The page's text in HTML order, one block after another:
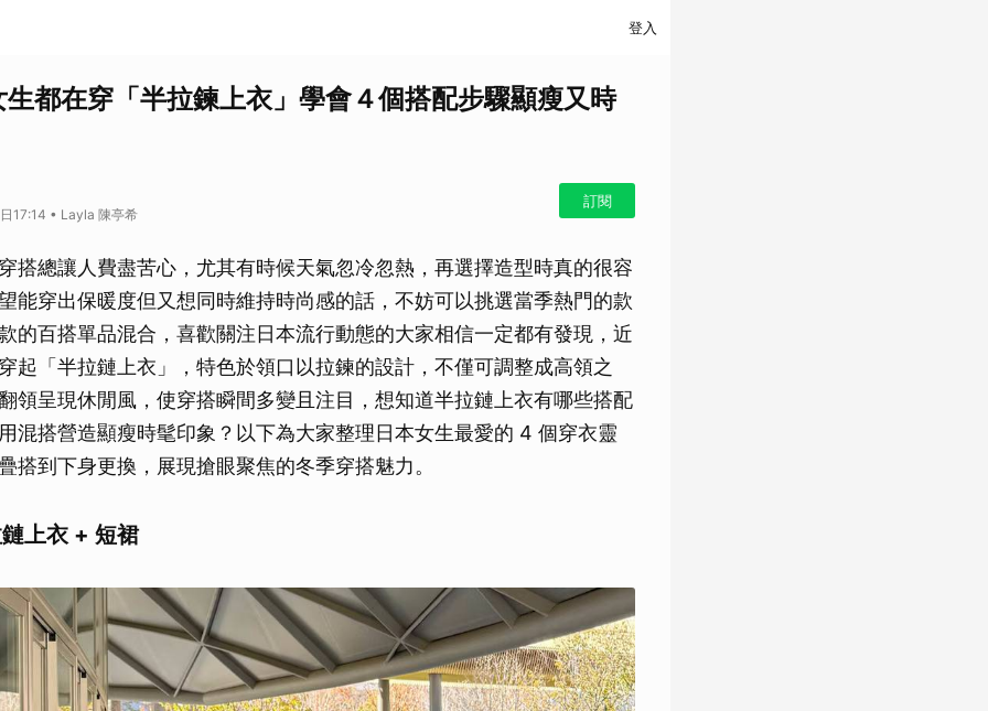
登入
都在穿「半拉鍊上衣」學會４個搭配步驟顯瘦又時
17:14 • Layla 陳亭希
訂閱
搭總讓人費盡苦心，尤其有時候天氣忽冷忽熱，再選擇造型時真的很容
能穿出保暖度但又想同時維持時尚感的話，不妨可以挑選當季熱門的款
的百搭單品混合，喜歡關注日本流行動態的大家相信一定都有發現，近
起「半拉鏈上衣」，特色於領口以拉鍊的設計，不僅可調整成高領之
領呈現休閒風，使穿搭瞬間多變且注目，想知道半拉鏈上衣有哪些搭配
混搭營造顯瘦時髦印象？以下為大家整理日本女生最愛的 4 個穿衣靈
搭到下身更換，展現搶眼聚焦的冬季穿搭魅力。
上衣 + 短裙